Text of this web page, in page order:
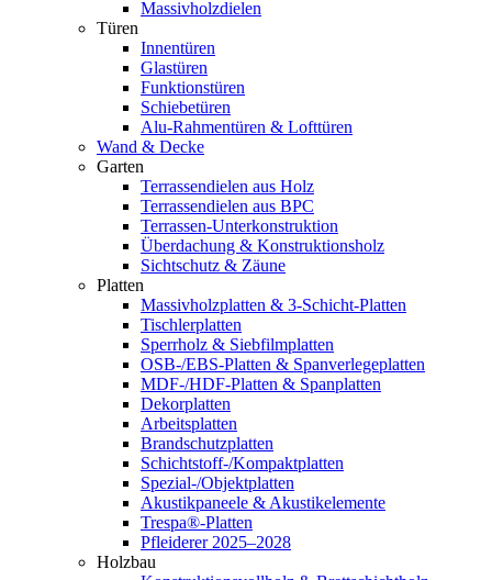
Massivholzdielen
Türen
Innentüren
Glastüren
Funktionstüren
Schiebetüren
Alu-Rahmentüren & Lofttüren
Wand & Decke
Garten
Terrassendielen aus Holz
Terrassendielen aus BPC
Terrassen-Unterkonstruktion
Überdachung & Konstruktionsholz
Sichtschutz & Zäune
Platten
Massivholzplatten & 3-Schicht-Platten
Tischlerplatten
Sperrholz & Siebfilmplatten
OSB-/EBS-Platten & Spanverlegeplatten
MDF-/HDF-Platten & Spanplatten
Dekorplatten
Arbeitsplatten
Brandschutzplatten
Schichtstoff-/Kompaktplatten
Spezial-/Objektplatten
Akustikpaneele & Akustikelemente
Trespa®-Platten
Pfleiderer 2025–2028
Holzbau